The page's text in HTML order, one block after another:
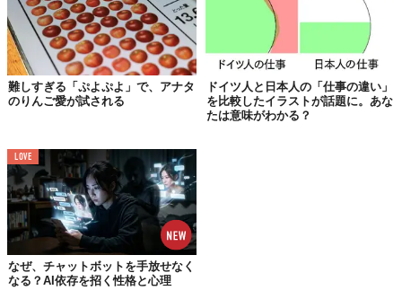
ence? why can't? cause you are ja
panese.（なあ、この文字が読めないのか
い？なんで読めないと思う？それはキミがに
ほんじんだからさ！）
ドページには、さらに難易度の高い長文があなたの挑戦を待って
いる！
Licensed material used with permission by
TABI LABO
難しすぎる「ぷよぷよ」で、アナタ
のりんご愛が試される
ドイツ人と日本人の「仕事の違い」
を比較したイラストが話題に。あな
たは意味がわかる？
LOVE
なぜ、チャットボットを手放せなく
なる？AI依存を招く性格と心理